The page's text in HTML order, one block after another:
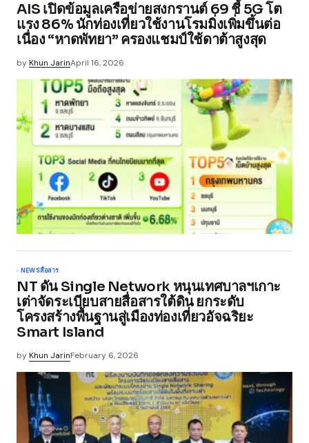
AIS เปิดข้อมูลเครือข่ายสงกรานต์ 69 ชี้ 5G โต
แรง 86% นักท่องเที่ยวใช้งานโรมมิ่งเพิ่มขึ้นต่อ
เนื่อง “หาดพัทยา” ครองแชมป์ใช้ดาต้าสูงสุด
byKhun JarinApril 16, 2026
NEWSสื่อสาร
NT ดัน Single Network หนุนเทศบาลฯเกาะ
เต่าจัดระเบียบสายสื่อสารใต้ดิน ยกระดับ
โครงสร้างพื้นฐานสู่เมืองท่องเที่ยวอัจฉริยะ
Smart Island
byKhun JarinFebruary 6, 2026